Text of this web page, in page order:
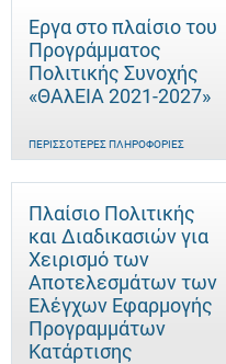
Έργα στο πλαίσιο του
Προγράμματος
Πολιτικής Συνοχής
«ΘΑλΕΙΑ 2021-2027»
ΠΕΡΙΣΣΌΤΕΡΕΣ ΠΛΗΡΟΦΟΡΊΕΣ
Πλαίσιο Πολιτικής
και Διαδικασιών για
Χειρισμό των
Αποτελεσμάτων των
Ελέγχων Εφαρμογής
Προγραμμάτων
Κατάρτισης